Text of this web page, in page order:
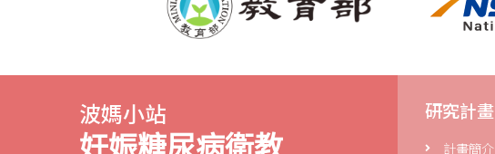
波媽小站 研究計畫
計畫簡介